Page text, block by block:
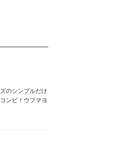
のシンプルだけ
ンビ！ウフマヨ